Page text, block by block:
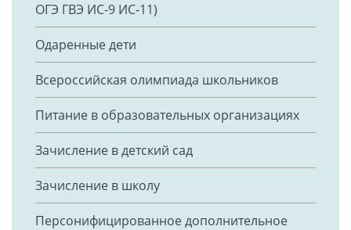
ОГЭ ГВЭ ИС-9 ИС-11)
Одаренные дети
Всероссийская олимпиада школьников
Питание в образовательных организациях
Зачисление в детский сад
Зачисление в школу
Персонифицированное дополнительное